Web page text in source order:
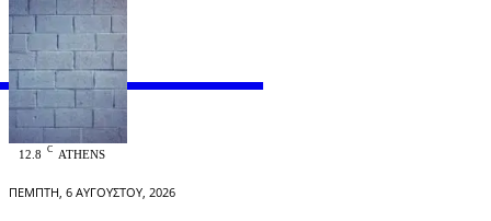
OFFICIAL
12.8 C ATHENS
ΠΈΜΠΤΗ, 6 ΑΥΓΟΎΣΤΟΥ, 2026